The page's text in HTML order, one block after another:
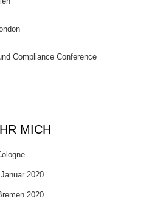
Compliance Conference
MICH
2020
2020